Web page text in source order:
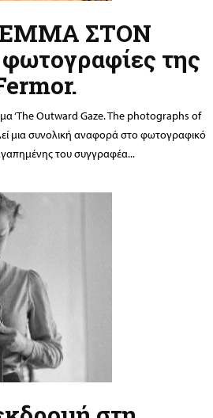
ΣΤΟΝ
της
‘The Outward Gaze. The photographs of
μια συνολική αναφορά στο φωτογραφικό
του συγγραφέα...